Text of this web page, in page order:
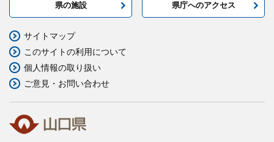
県の施設 県庁へのアクセス
サイトマップ
このサイトの利用について
個人情報の取り扱い
ご意見・お問い合わせ